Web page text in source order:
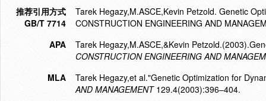
推荐引用方式
GB/T 7714
Tarek Hegazy,M.ASCE,Kevin Petzold. Genetic
CONSTRUCTION ENGINEERING AND
APA
Tarek Hegazy,M.ASCE,&Kevin
CONSTRUCTION ENGINEERING AND
MLA
Tarek Hegazy,et al."Genetic Optimization for
AND MANAGEMENT129.4(2003):396–404.